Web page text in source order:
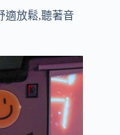
適放鬆,聽著音